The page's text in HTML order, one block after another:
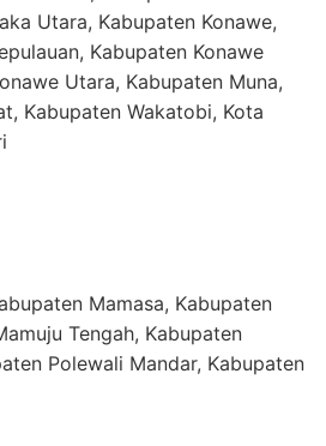
Utara, Kabupaten Konawe,
Kabupaten Konawe
Utara, Kabupaten Muna,
Kabupaten Wakatobi, Kota
Mamasa, Kabupaten
Tengah, Kabupaten
Polewali Mandar, Kabupaten